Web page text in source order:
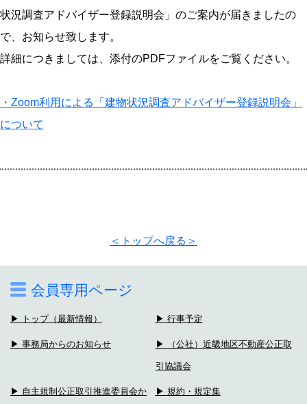
会員専用ページ
▶ トップ（最新情報） ▶ 行事予定
▶ 事務局からのお知らせ ▶ （公社）近畿地区不動産公正取
引協議会
▶ 自主規制公正取引推進委員会か ▶ 規約・規定集
状況調査アドバイザー登録説明会」のご案内が届きましたの
で、お知らせ致します。
詳細につきましては、添付のPDFファイルをご覧ください。
・Zoom利用による「建物状況調査アドバイザー登録説明会」
について
＜トップへ戻る＞